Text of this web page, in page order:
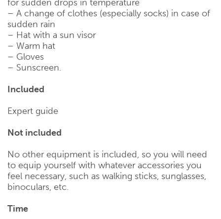
for sudden drops in temperature
– A change of clothes (especially socks) in case of
sudden rain
– Hat with a sun visor
– Warm hat
– Gloves
– Sunscreen.
Included
Expert guide
Not included
No other equipment is included, so you will need
to equip yourself with whatever accessories you
feel necessary, such as walking sticks, sunglasses,
binoculars, etc.
Time